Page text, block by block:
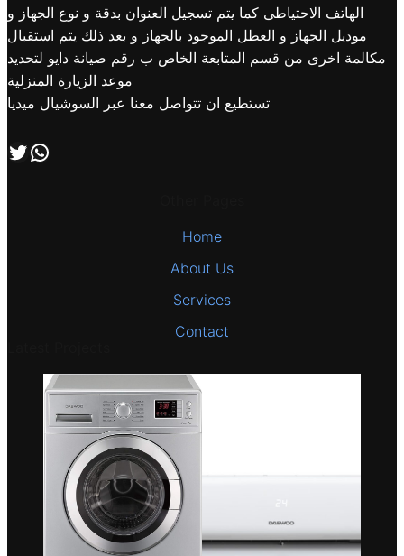
الهاتف الاحتياطى كما يتم تسجيل العنوان بدقة و نوع الجهاز و
موديل الجهاز و العطل الموجود بالجهاز و بعد ذلك يتم استقبال
مكالمة اخرى من قسم المتابعة الخاص ب رقم صيانة دايو لتحديد
موعد الزيارة المنزلية
تستطيع ان تتواصل معنا عبر السوشيال ميديا
تابعنا علي صفحة التويتر اتصل بنا علي طريق الوتساب
Home
About Us
Services
Contact